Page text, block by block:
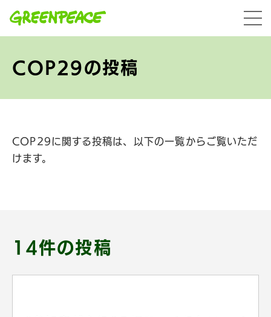
menu
COP29の投稿
COP29に関する投稿は、以下の一覧からご覧いただ
けます。
14件の投稿